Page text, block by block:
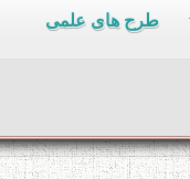
طرح های علمی